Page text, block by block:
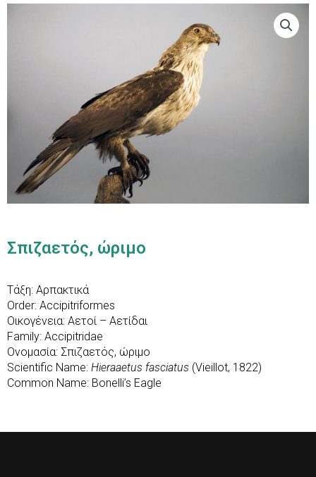
Σπιζαετός, ώριμο
Τάξη: Αρπακτικά
Order: Accipitriformes
Οικογένεια: Αετοί – Αετίδαι
Family: Accipitridae
Ονομασία: Σπιζαετός, ώριμο
Scientific Name: Hieraaetus fasciatus (Vieillot, 1822)
Common Name: Bonelli’s Eagle